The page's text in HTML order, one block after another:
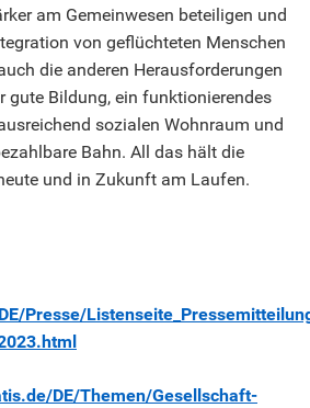
am Gemeinwesen beteiligen und
von geflüchteten Menschen
die anderen Herausforderungen
gute Bildung, ein funktionierendes
sozialen Wohnraum und
Bahn. All das hält die
und in Zukunft am Laufen.
Presse/
DE/Themen/Gesellschaft-